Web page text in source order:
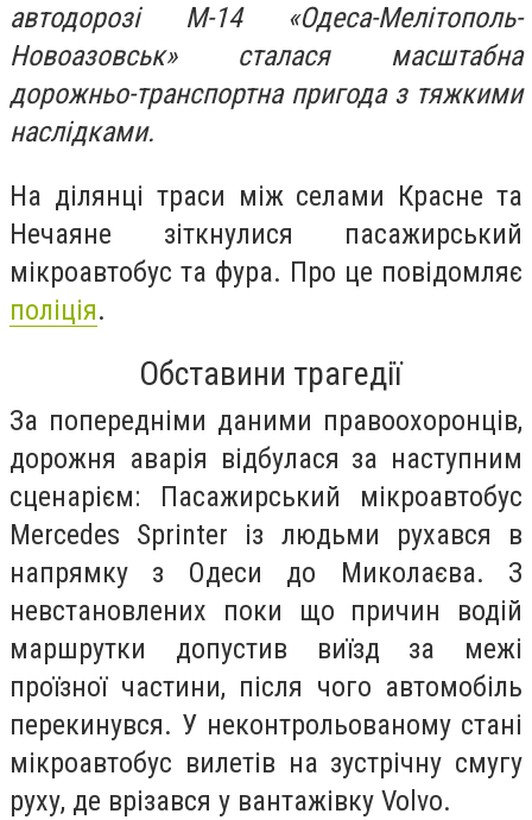
автодорозі М-14 «Одеса-Мелітополь-
Новоазовськ» сталася масштабна
дорожньо-транспортна пригода з тяжкими
наслідками.
На ділянці траси між селами Красне та
Нечаяне зіткнулися пасажирський
мікроавтобус та фура. Про це повідомляє
поліція.
Обставини трагедії
За попередніми даними правоохоронців,
дорожня аварія відбулася за наступним
сценарієм: Пасажирський мікроавтобус
Mercedes Sprinter із людьми рухався в
напрямку з Одеси до Миколаєва. З
невстановлених поки що причин водій
маршрутки допустив виїзд за межі
проїзної частини, після чого автомобіль
перекинувся. У неконтрольованому стані
мікроавтобус вилетів на зустрічну смугу
руху, де врізався у вантажівку Volvo.